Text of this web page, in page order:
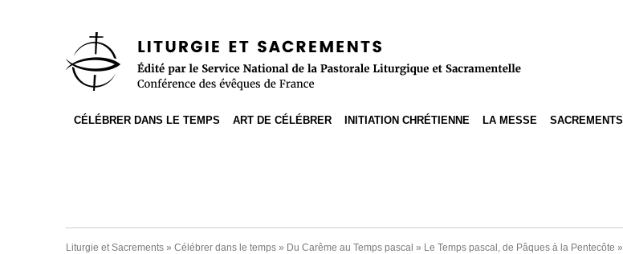
Accès direct à la recherche
CÉLÉBRER DANS LE TEMPS ART DE CÉLÉBRER INITIATION CHRÉTIENNE LA MESSE SACREMENTS
Liturgie et Sacrements » Célébrer dans le temps » Du Carême au Temps pascal » Le Temps pascal, de Pâques à la Pentecôte »